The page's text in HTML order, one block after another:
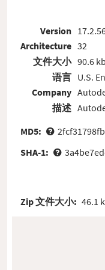
Version
Architecture
文件大小
语言
Company
描述
32
90.6 kb
U.S.
MD5:
SHA-1:
Zip 文件大小: 46.1